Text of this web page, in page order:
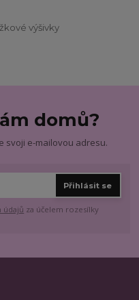
výšivky
domů?
svoji e-mailovou adresu.
Přihlásit se
údajů za účelem rozesílky